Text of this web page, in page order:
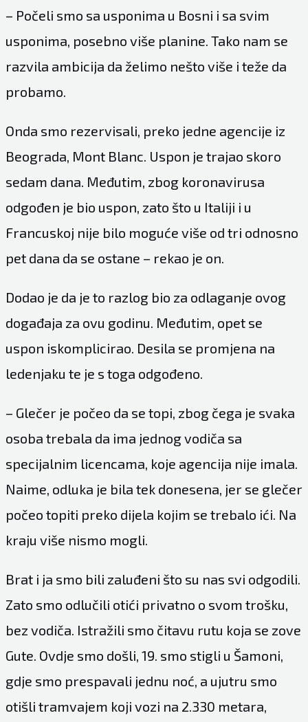
– Počeli smo sa usponima u Bosni i sa svim
usponima, posebno više planine. Tako nam se
razvila ambicija da želimo nešto više i teže da
probamo.
Onda smo rezervisali, preko jedne agencije iz
Beograda, Mont Blanc. Uspon je trajao skoro
sedam dana. Međutim, zbog koronavirusa
odgođen je bio uspon, zato što u Italiji i u
Francuskoj nije bilo moguće više od tri odnosno
pet dana da se ostane – rekao je on.
Dodao je da je to razlog bio za odlaganje ovog
događaja za ovu godinu. Međutim, opet se
uspon iskomplicirao. Desila se promjena na
ledenjaku te je s toga odgođeno.
– Glečer je počeo da se topi, zbog čega je svaka
osoba trebala da ima jednog vodiča sa
specijalnim licencama, koje agencija nije imala.
Naime, odluka je bila tek donesena, jer se glečer
počeo topiti preko dijela kojim se trebalo ići. Na
kraju više nismo mogli.
Brat i ja smo bili zaluđeni što su nas svi odgodili.
Zato smo odlučili otići privatno o svom trošku,
bez vodiča. Istražili smo čitavu rutu koja se zove
Gute. Ovdje smo došli, 19. smo stigli u Šamoni,
gdje smo prespavali jednu noć, a ujutru smo
otišli tramvajem koji vozi na 2.330 metara,